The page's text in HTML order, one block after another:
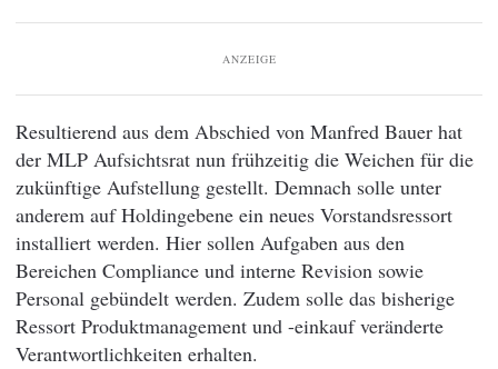
ANZEIGE
Resultierend aus dem Abschied von Manfred Bauer hat
der MLP Aufsichtsrat nun frühzeitig die Weichen für die
zukünftige Aufstellung gestellt. Demnach solle unter
anderem auf Holdingebene ein neues Vorstandsressort
installiert werden. Hier sollen Aufgaben aus den
Bereichen Compliance und interne Revision sowie
Personal gebündelt werden. Zudem solle das bisherige
Ressort Produktmanagement und -einkauf veränderte
Verantwortlichkeiten erhalten.